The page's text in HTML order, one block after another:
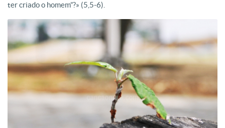
ter criado o homem”?» (5,5-6).